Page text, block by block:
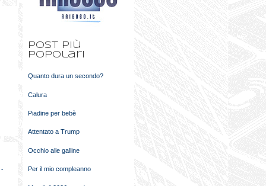
-
Post più
popolari
Quanto dura un secondo?
Calura
Piadine per bebè
Attentato a Trump
Occhio alle galline
Per il mio compleanno